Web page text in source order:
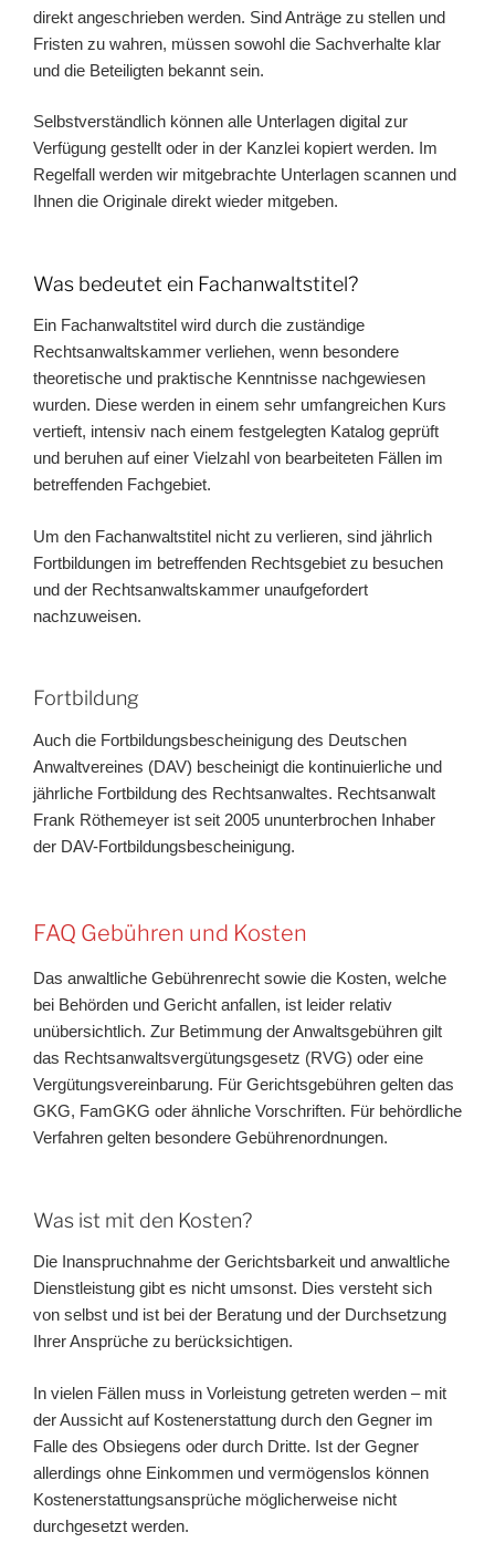
direkt angeschrieben werden. Sind Anträge zu stellen und
Fristen zu wahren, müssen sowohl die Sachverhalte klar
und die Beteiligten bekannt sein.
Selbstverständlich können alle Unterlagen digital zur
Verfügung gestellt oder in der Kanzlei kopiert werden. Im
Regelfall werden wir mitgebrachte Unterlagen scannen und
Ihnen die Originale direkt wieder mitgeben.
Was bedeutet ein Fachanwaltstitel?
Ein Fachanwaltstitel wird durch die zuständige
Rechtsanwaltskammer verliehen, wenn besondere
theoretische und praktische Kenntnisse nachgewiesen
wurden. Diese werden in einem sehr umfangreichen Kurs
vertieft, intensiv nach einem festgelegten Katalog geprüft
und beruhen auf einer Vielzahl von bearbeiteten Fällen im
betreffenden Fachgebiet.
Um den Fachanwaltstitel nicht zu verlieren, sind jährlich
Fortbildungen im betreffenden Rechtsgebiet zu besuchen
und der Rechtsanwaltskammer unaufgefordert
nachzuweisen.
Fortbildung
Auch die Fortbildungsbescheinigung des Deutschen
Anwaltvereines (DAV) bescheinigt die kontinuierliche und
jährliche Fortbildung des Rechtsanwaltes. Rechtsanwalt
Frank Röthemeyer ist seit 2005 ununterbrochen Inhaber
der DAV-Fortbildungsbescheinigung.
FAQ Gebühren und Kosten
Das anwaltliche Gebührenrecht sowie die Kosten, welche
bei Behörden und Gericht anfallen, ist leider relativ
unübersichtlich. Zur Betimmung der Anwaltsgebühren gilt
das Rechtsanwaltsvergütungsgesetz (RVG) oder eine
Vergütungsvereinbarung. Für Gerichtsgebühren gelten das
GKG, FamGKG oder ähnliche Vorschriften. Für behördliche
Verfahren gelten besondere Gebührenordnungen.
Was ist mit den Kosten?
Die Inanspruchnahme der Gerichtsbarkeit und anwaltliche
Dienstleistung gibt es nicht umsonst. Dies versteht sich
von selbst und ist bei der Beratung und der Durchsetzung
Ihrer Ansprüche zu berücksichtigen.
In vielen Fällen muss in Vorleistung getreten werden – mit
der Aussicht auf Kostenerstattung durch den Gegner im
Falle des Obsiegens oder durch Dritte. Ist der Gegner
allerdings ohne Einkommen und vermögenslos können
Kostenerstattungsansprüche möglicherweise nicht
durchgesetzt werden.